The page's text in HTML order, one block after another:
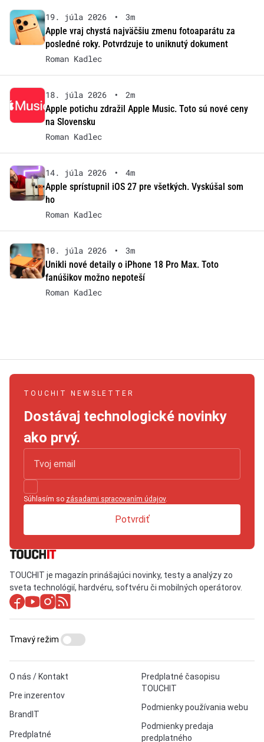
19. júla 2026 •
3m
Apple vraj chystá najväčšiu zmenu fotoaparátu za
posledné roky. Potvrdzuje to uniknutý dokument
Roman Kadlec
18. júla 2026 •
2m
Apple potichu zdražil Apple Music. Toto sú nové ceny
na Slovensku
Roman Kadlec
14. júla 2026 •
4m
Apple sprístupnil iOS 27 pre všetkých. Vyskúšal som
ho
Roman Kadlec
10. júla 2026 •
3m
Unikli nové detaily o iPhone 18 Pro Max. Toto
fanúšikov možno nepoteší
Roman Kadlec
TOUCHIT NEWSLETTER
Dostávaj technologické novinky
ako prvý.
Súhlasím so zásadami spracovaním údajov.
Potvrdiť
TOUCHIT je magazín prinášajúci novinky, testy a analýzy zo
sveta technológií, hardvéru, softvéru či mobilných operátorov.
O nás / Kontakt
Pre inzerentov
BrandIT
Predplatné
Predplatné časopisu
TOUCHIT
Podmienky používania webu
Podmienky predaja
predplatného
Tmavý režim